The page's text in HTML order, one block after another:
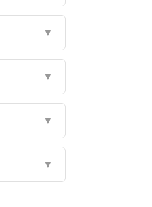
▼
▼
▼
▼